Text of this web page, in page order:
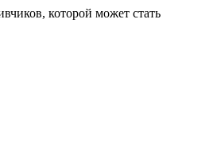
которой может стать